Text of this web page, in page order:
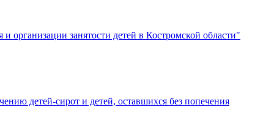
организации занятости детей в Костромской области"
детей-сирот и детей, оставшихся без попечения